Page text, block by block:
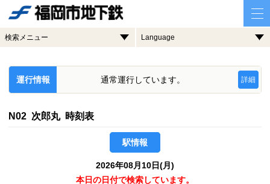
検索メニュー Language
運行情報 通常運行しています。 詳細
N02 次郎丸 時刻表
駅情報
2026年08月10日(月)
本日の日付で検索しています。